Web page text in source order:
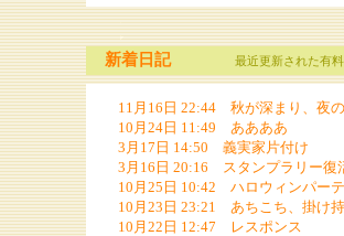
新着日記 最近更新された有